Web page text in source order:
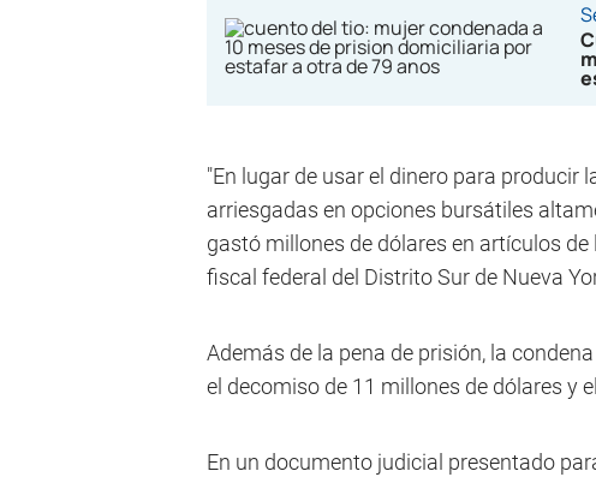
"En lugar de usar el dinero para producir
arriesgadas en opciones bursátiles
gastó millones de dólares en artículos
fiscal federal del Distrito Sur de Nueva
Además de la pena de prisión, la
el decomiso de 11 millones de dólares y
En un documento judicial presentado